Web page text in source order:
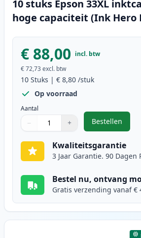
10 stuks Epson 33XL
hoge capaciteit (Ink Hero
€ 88,00 incl. btw
€ 72,73excl. btw
10 Stuks | € 8,80 /stuk
Op voorraad
Aantal
Gebruik de knoppen om aan te
− +
1
Bestellen
,10 stuks
Kwaliteitsgarantie
3 Jaar Garantie. 90 Dagen
Bestel nu, ontvang
Gratis verzending vanaf €